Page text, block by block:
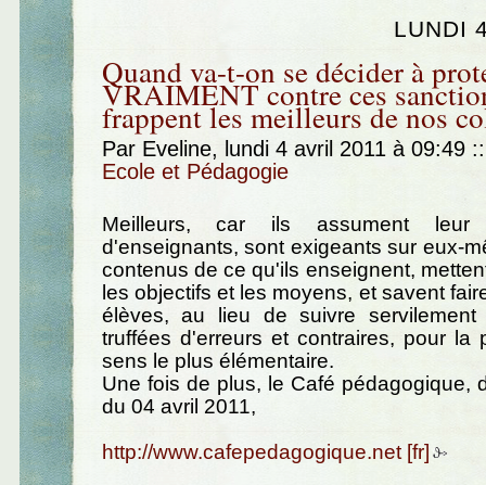
LUNDI
Quand va-t-on se décider à
VRAIMENT contre ces
frappent les meilleurs de nos
Par Eveline, lundi 4 avril 2011 à 09:49 ::
Ecole et Pédagogie
Meilleurs, car ils assument leur
d'enseignants, sont exigeants sur eux-
contenus de ce qu'ils enseignent,
les objectifs et les moyens, et savent
élèves, au lieu de suivre servilement
truffées d'erreurs et contraires, pour la
sens le plus élémentaire.
Une fois de plus, le Café pédagogique,
du 04 avril 2011,
http://www.cafepedagogique.net